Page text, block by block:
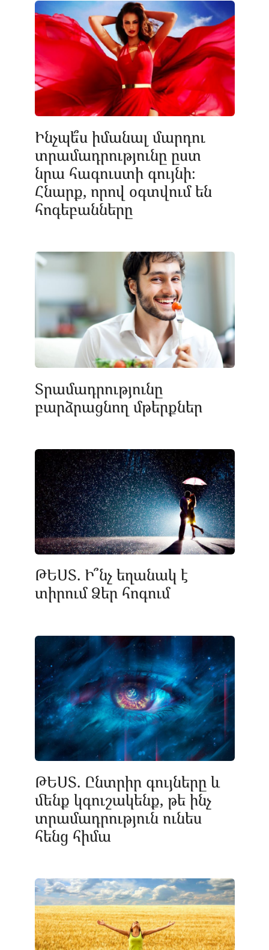
Ինչպե՞ս իմանալ մարդու
տրամադրությունը ըստ
նրա հագուստի գույնի։
Հնարք, որով օգտվում են
հոգեբանները
Տրամադրությունը
բարձրացնող մթերքներ
ԹԵՍՏ. Ի՞նչ եղանակ է
տիրում Ձեր հոգում
ԹԵՍՏ. Ընտրիր գույները և
մենք կգուշակենք, թե ինչ
տրամադրություն ունես
հենց հիմա